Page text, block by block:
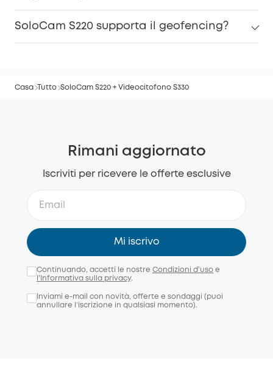
SoloCam S220 supporta il geofencing?
Casa Tutto SoloCam S220 + Videocitofono S330
Rimani aggiornato
Iscriviti per ricevere le offerte esclusive
Mi iscrivo
Continuando, accetti le nostre Condizioni d'uso e
l'Informativa sulla privacy.
Inviami e-mail con novità, offerte e sondaggi (puoi
annullare l’iscrizione in qualsiasi momento).